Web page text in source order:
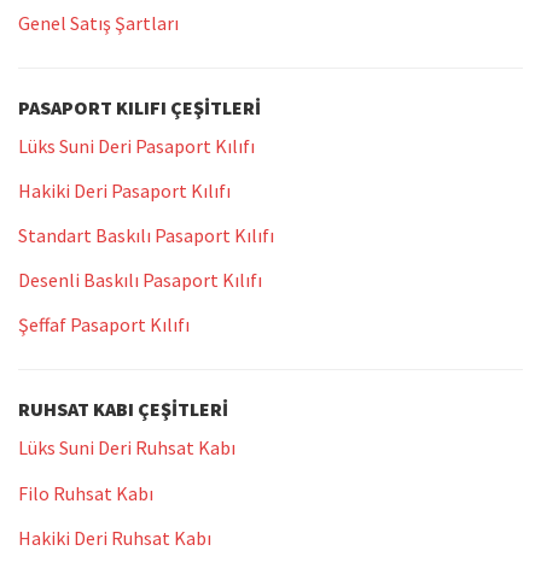
Genel Satış Şartları
PASAPORT KILIFI ÇEŞITLERI
Lüks Suni Deri Pasaport Kılıfı
Hakiki Deri Pasaport Kılıfı
Standart Baskılı Pasaport Kılıfı
Desenli Baskılı Pasaport Kılıfı
Şeffaf Pasaport Kılıfı
RUHSAT KABI ÇEŞITLERI
Lüks Suni Deri Ruhsat Kabı
Filo Ruhsat Kabı
Hakiki Deri Ruhsat Kabı